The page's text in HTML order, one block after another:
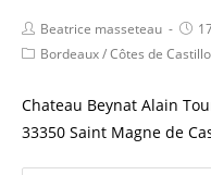
Beatrice masseteau
Bordeaux/Côtes de
Chateau Beynat Alain
33350 Saint Magne de